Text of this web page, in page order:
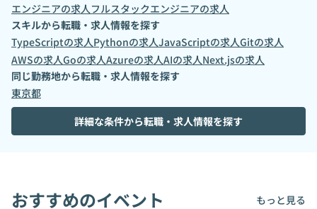
エンジニアの求人フルスタックエンジニアの求人
スキルから転職・求人情報を探す
TypeScriptの求人Pythonの求人JavaScriptの求人Gitの求人
AWSの求人Goの求人Azureの求人AIの求人Next.jsの求人
同じ勤務地から転職・求人情報を探す
東京都
詳細な条件から転職・求人情報を探す
おすすめのイベント もっと見る